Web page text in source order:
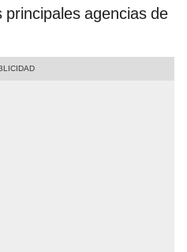
agencias de